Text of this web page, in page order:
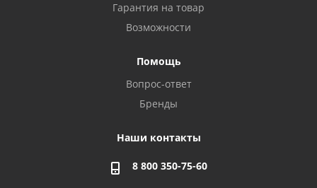
Гарантия на товар
Возможности
Помощь
Вопрос-ответ
Бренды
Наши контакты
8 800 350-75-60